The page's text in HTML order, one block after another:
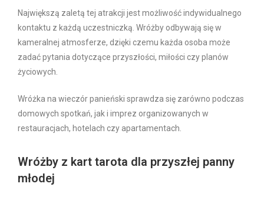
Największą zaletą tej atrakcji jest możliwość indywidualnego
kontaktu z każdą uczestniczką. Wróżby odbywają się w
kameralnej atmosferze, dzięki czemu każda osoba może
zadać pytania dotyczące przyszłości, miłości czy planów
życiowych.
Wróżka na wieczór panieński sprawdza się zarówno podczas
domowych spotkań, jak i imprez organizowanych w
restauracjach, hotelach czy apartamentach.
Wróżby z kart tarota dla przyszłej panny
młodej